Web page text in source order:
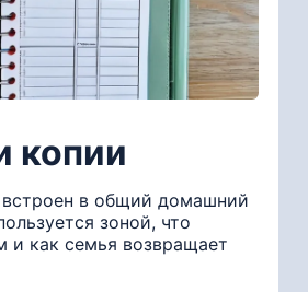
копии
в общий домашний
зоной, что
и как семья возвращает